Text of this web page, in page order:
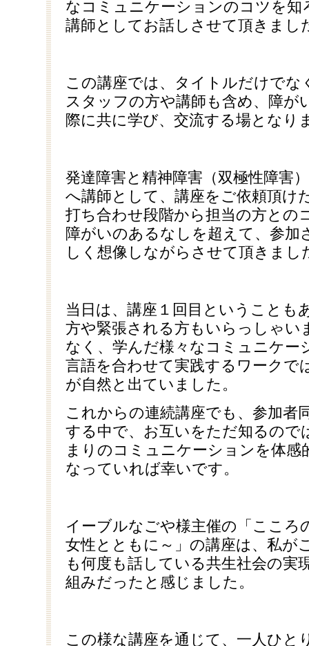
なコミュニケーションのコツを
講師としてお話しさせて頂きまし
この講座では、タイトルだけでな
スタッフの方や講師も含め、障が
際に共に学び、交流する場となり
発達障害と精神障害（双極性障害
へ講師として、講座をご依頼頂け
打ち合わせ段階から担当の方との
障がいのあるなしを超えて、参加
しく想像しながらさせて頂きまし
当日は、講座１回目ということも
方や緊張される方もいらっしゃい
なく、学んだ様々なコミュニケー
言語を合わせて実践するワークで
が自然と出ていました。
これからの連続講座でも、参加者
する中で、お互いをただ知るので
まりのコミュニケーションを体
なっていれば幸いです。
イーブルなごや様主催の「こころ
女性とともに～」の講座は、私が
も何度も話している共生社会の実
組みだったと感じました。
この様な講座を通じて、一人ひと